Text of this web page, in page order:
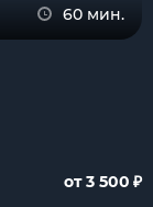
60 мин.
от 3 500 ₽